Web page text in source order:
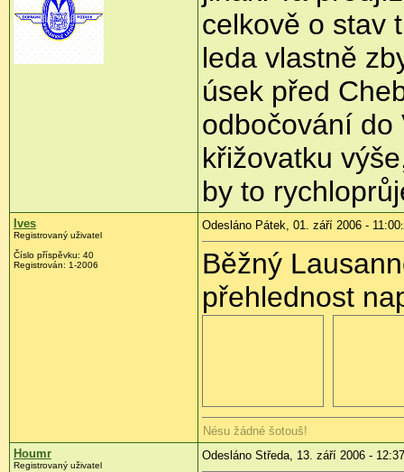
celkově o stav
leda vlastně
úsek před
odbočování do
křižovatku
by to
Ives
Registrovaný uživatel
Číslo příspěvku: 40
Registrován: 1-2006
Odesláno Pátek, 01. září 2006 - 11:00
Běžný
přehlednost
Nésu žádné šotouš!
Houmr
Registrovaný uživatel
Odesláno Středa, 13. září 2006 - 12:37